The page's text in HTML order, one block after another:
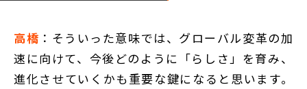
高橋 ：そういった意味では、グローバル変革の加
速に向けて、今後どのように「らしさ」を育み、
進化させていくかも重要な鍵になると思います。